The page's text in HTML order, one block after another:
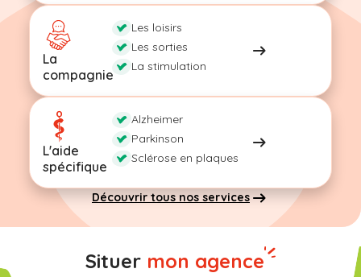
La
compagnie
Les loisirs
Les sorties
La stimulation
L'aide
spécifique
Alzheimer
Parkinson
Sclérose en plaques
Découvrir tous nos services
Situer mon agence